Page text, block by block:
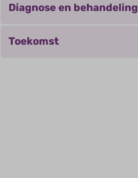
Diagnose en behandeling
Toekomst